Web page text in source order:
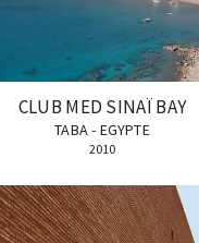
CLUB MED SINAÏ BAY
TABA - EGYPTE
2010